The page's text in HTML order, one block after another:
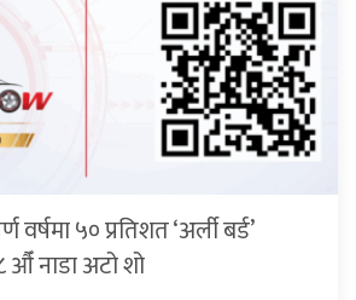
५० प्रतिशत ‘अर्ली बर्ड’
नाडा अटो शो